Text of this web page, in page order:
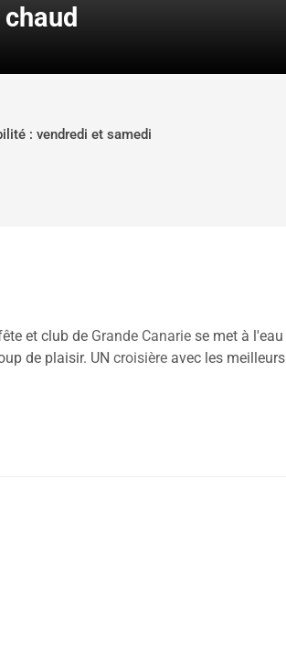
: vendredi et samedi
et club de Grande Canarie se met à l'eau
de plaisir. UN croisière avec les meilleurs